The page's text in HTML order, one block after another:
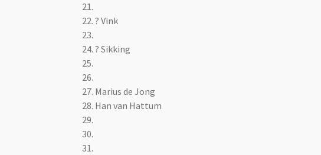
21.
22. ? Vink
23.
24. ? Sikking
25.
26.
27. Marius de Jong
28. Han van Hattum
29.
30.
31.